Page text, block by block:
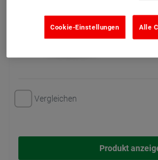
Vergleichen
Produkt
Alle
Cookie-Einstellungen